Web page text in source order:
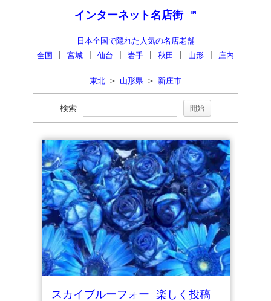
インターネット名店街 ™
日本全国で隠れた人気の名店老舗
全国
宮城 仙台 岩手 秋田 山形 庄内
東北 > 山形県 > 新庄市
検索
スカイブルーフォー 楽しく投稿